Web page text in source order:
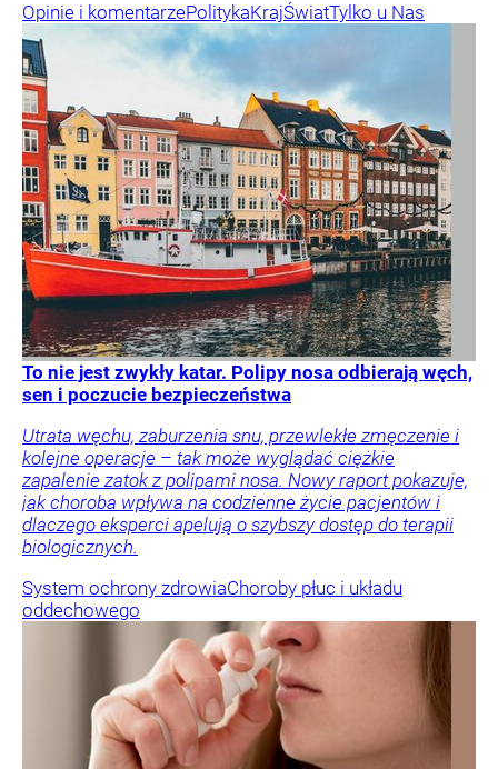
Opinie i komentarzePolitykaKrajŚwiatTylko u Nas
To nie jest zwykły katar. Polipy nosa odbierają węch,
sen i poczucie bezpieczeństwa
Utrata węchu, zaburzenia snu, przewlekłe zmęczenie i
kolejne operacje – tak może wyglądać ciężkie
zapalenie zatok z polipami nosa. Nowy raport pokazuje,
jak choroba wpływa na codzienne życie pacjentów i
dlaczego eksperci apelują o szybszy dostęp do terapii
biologicznych.
System ochrony zdrowiaChoroby płuc i układu
oddechowego